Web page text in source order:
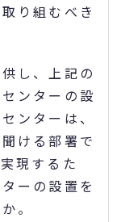
り組むべき
し、上記の
ンターの設
ンターは、
ける部署で
現するた
ーの設置を
。